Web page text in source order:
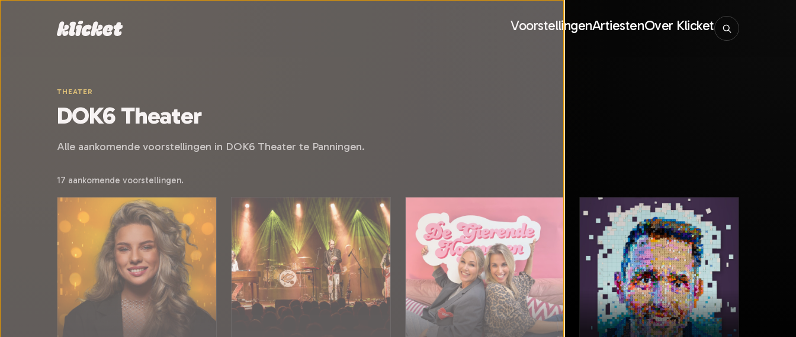
VoorstellingenArtiestenOver Klicket
THEATER
DOK6 Theater
Alle aankomende voorstellingen in DOK6 Theater te Panningen.
17 aankomende voorstellingen.